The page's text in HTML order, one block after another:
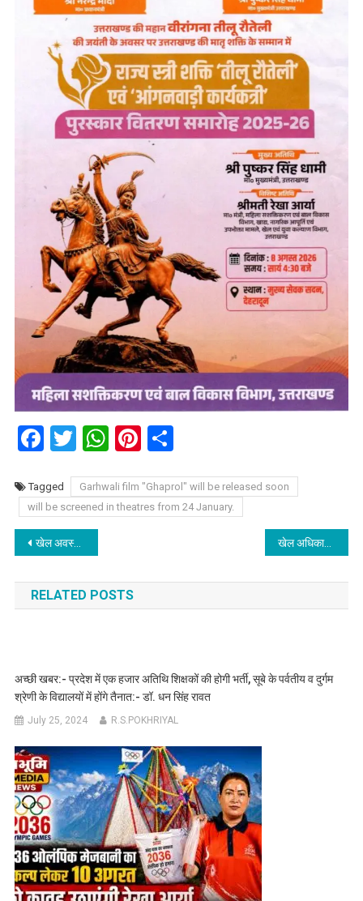
Facebook
Twitter
WhatsApp
Pinterest
Share
Tagged
Garhwali film "Ghaprol" will be released soon
will be screened in theatres from 24 January.
Post
navigation
खेल अवस्थापनाओं के संरक्षण के लिए जल्द तैयार की जाएगी नीति:- रेखा आर्या खेल अधिकारियों ने मंत्री रेखा आर्या को ग्राउंड जीरो से की रिपोर्टिंग, खेल मंत्री ने सभी आयोजन स्थल वेन्यू मैनेजर्स को सौंपने के आदेश दिए।
RELATED POSTS
अच्छी खबर:- प्रदेश में एक हजार अतिथि शिक्षकों की होगी भर्ती, सूबे के पर्वतीय व दुर्गम
श्रेणी के विद्यालयों में होंगे तैनात:- डॉ. धन सिंह रावत
July 25, 2024 R.S.POKHRIYAL